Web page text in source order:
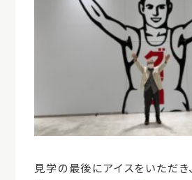
見学の最後にアイスをいただき、